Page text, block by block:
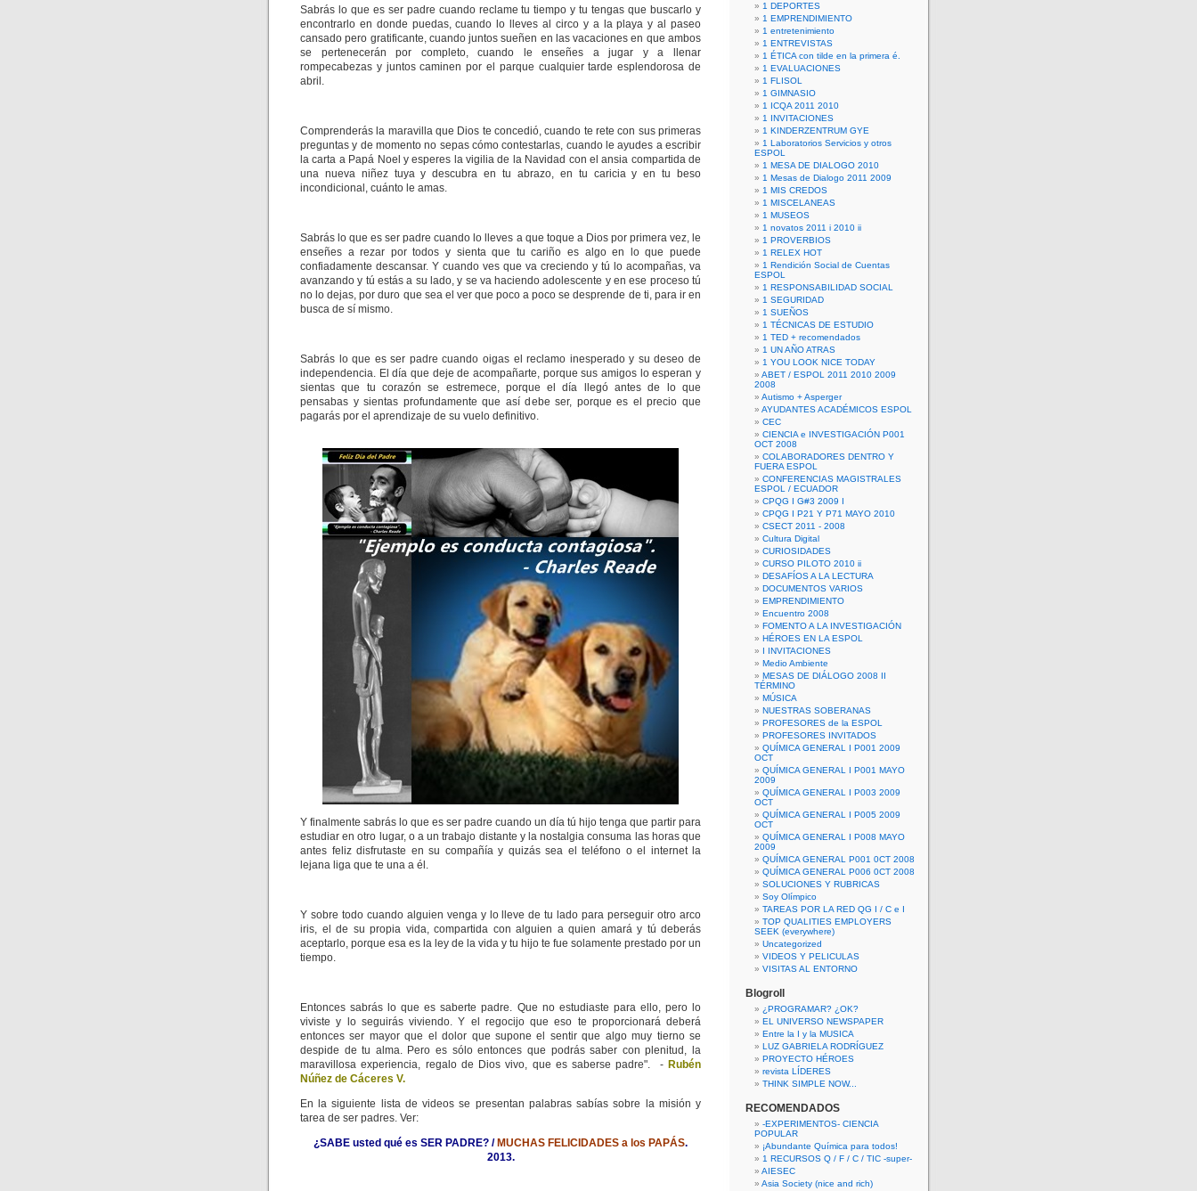
Sabrás lo que es ser padre cuando reclame tu tiempo y tu tengas que buscarlo y
encontrarlo en donde puedas, cuando lo lleves al circo y a la playa y al paseo
cansado pero gratificante, cuando juntos sueñen en las vacaciones en que ambos
se pertenecerán por completo, cuando le enseñes a jugar y a llenar
rompecabezas y juntos caminen por el parque cualquier tarde esplendorosa de
abril.
Comprenderás la maravilla que Dios te concedió, cuando te rete con sus primeras
preguntas y de momento no sepas cómo contestarlas, cuando le ayudes a escribir
la carta a Papá Noel y esperes la vigilia de la Navidad con el ansia compartida de
una nueva niñez tuya y descubra en tu abrazo, en tu caricia y en tu beso
incondicional, cuánto le amas.
Sabrás lo que es ser padre cuando lo lleves a que toque a Dios por primera vez, le
enseñes a rezar por todos y sienta que tu cariño es algo en lo que puede
confiadamente descansar. Y cuando ves que va creciendo y tú lo acompañas, va
avanzando y tú estás a su lado, y se va haciendo adolescente y en ese proceso tú
no lo dejas, por duro que sea el ver que poco a poco se desprende de ti, para ir en
busca de sí mismo.
Sabrás lo que es ser padre cuando oigas el reclamo inesperado y su deseo de
independencia. El día que deje de acompañarte, porque sus amigos lo esperan y
sientas que tu corazón se estremece, porque el día llegó antes de lo que
pensabas y sientas profundamente que así debe ser, porque es el precio que
pagarás por el aprendizaje de su vuelo definitivo.
Y finalmente sabrás lo que es ser padre cuando un día tú hijo tenga que partir para
estudiar en otro lugar, o a un trabajo distante y la nostalgia consuma las horas que
antes feliz disfrutaste en su compañía y quizás sea el teléfono o el internet la
lejana liga que te una a él.
Y sobre todo cuando alguien venga y lo lleve de tu lado para perseguir otro arco
iris, el de su propia vida, compartida con alguien a quien amará y tú deberás
aceptarlo, porque esa es la ley de la vida y tu hijo te fue solamente prestado por un
tiempo.
Entonces sabrás lo que es saberte padre. Que no estudiaste para ello, pero lo
viviste y lo seguirás viviendo. Y el regocijo que eso te proporcionará deberá
entonces ser mayor que el dolor que supone el sentir que algo muy tierno se
despide de tu alma. Pero es sólo entonces que podrás saber con plenitud, la
maravillosa experiencia, regalo de Dios vivo, que es saberse padre". - Rubén
Núñez de Cáceres V.
En la siguiente lista de videos se presentan palabras sabías sobre la misión y
tarea de ser padres. Ver:
¿SABE usted qué es SER PADRE? /MUCHAS FELICIDADES a los PAPÁS.
2013.
1 DEPORTES
1 EMPRENDIMIENTO
1 entretenimiento
1 ENTREVISTAS
1 ÉTICA con tilde en la primera é.
1 EVALUACIONES
1 FLISOL
1 GIMNASIO
1 ICQA 2011 2010
1 INVITACIONES
1 KINDERZENTRUM GYE
1 Laboratorios Servicios y otros
ESPOL
1 MESA DE DIALOGO 2010
1 Mesas de Dialogo 2011 2009
1 MIS CREDOS
1 MISCELANEAS
1 MUSEOS
1 novatos 2011 i 2010 ii
1 PROVERBIOS
1 RELEX HOT
1 Rendición Social de Cuentas
ESPOL
1 RESPONSABILIDAD SOCIAL
1 SEGURIDAD
1 SUEÑOS
1 TÉCNICAS DE ESTUDIO
1 TED + recomendados
1 UN AÑO ATRAS
1 YOU LOOK NICE TODAY
ABET / ESPOL 2011 2010 2009
2008
Autismo + Asperger
AYUDANTES ACADÉMICOS ESPOL
CEC
CIENCIA e INVESTIGACIÓN P001
OCT 2008
COLABORADORES DENTRO Y
FUERA ESPOL
CONFERENCIAS MAGISTRALES
ESPOL / ECUADOR
CPQG I G#3 2009 I
CPQG I P21 Y P71 MAYO 2010
CSECT 2011 - 2008
Cultura Digital
CURIOSIDADES
CURSO PILOTO 2010 ii
DESAFÍOS A LA LECTURA
DOCUMENTOS VARIOS
EMPRENDIMIENTO
Encuentro 2008
FOMENTO A LA INVESTIGACIÓN
HÉROES EN LA ESPOL
I INVITACIONES
Medio Ambiente
MESAS DE DIÁLOGO 2008 II
TÉRMINO
MÚSICA
NUESTRAS SOBERANAS
PROFESORES de la ESPOL
PROFESORES INVITADOS
QUÍMICA GENERAL I P001 2009
OCT
QUÍMICA GENERAL I P001 MAYO
2009
QUÍMICA GENERAL I P003 2009
OCT
QUÍMICA GENERAL I P005 2009
OCT
QUÍMICA GENERAL I P008 MAYO
2009
QUÍMICA GENERAL P001 0CT 2008
QUÍMICA GENERAL P006 0CT 2008
SOLUCIONES Y RUBRICAS
Soy Olímpico
TAREAS POR LA RED QG I / C e I
TOP QUALITIES EMPLOYERS
SEEK (everywhere)
Uncategorized
VIDEOS Y PELICULAS
VISITAS AL ENTORNO
Blogroll
¿PROGRAMAR? ¿OK?
EL UNIVERSO NEWSPAPER
Entre la I y la MUSICA
LUZ GABRIELA RODRÍGUEZ
PROYECTO HÉROES
revista LÍDERES
THINK SIMPLE NOW...
RECOMENDADOS
-EXPERIMENTOS- CIENCIA
POPULAR
¡Abundante Química para todos!
1 RECURSOS Q / F / C / TIC -super-
AIESEC
Asia Society (nice and rich)